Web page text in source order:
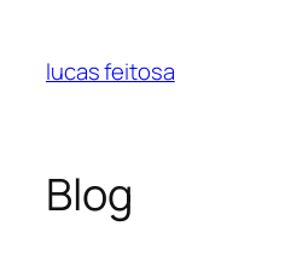
lucas feitosa
Blog